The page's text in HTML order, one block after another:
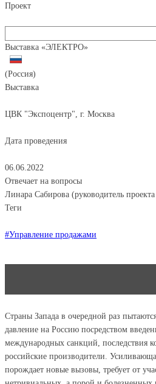
Проект
Выставка «ЭЛЕКТРО»
(Россия)
Выставка
ЦВК "Экспоцентр", г. Москва
Дата проведения
06.06.2022
Отвечает на вопросы
Линара Сабирова (руководитель
Теги
#Управление продажами
Страны Запада в очередной раз
давление на Россию посредством
международных санкций, последствия
российские производители.
порождает новые вызовы, требует от